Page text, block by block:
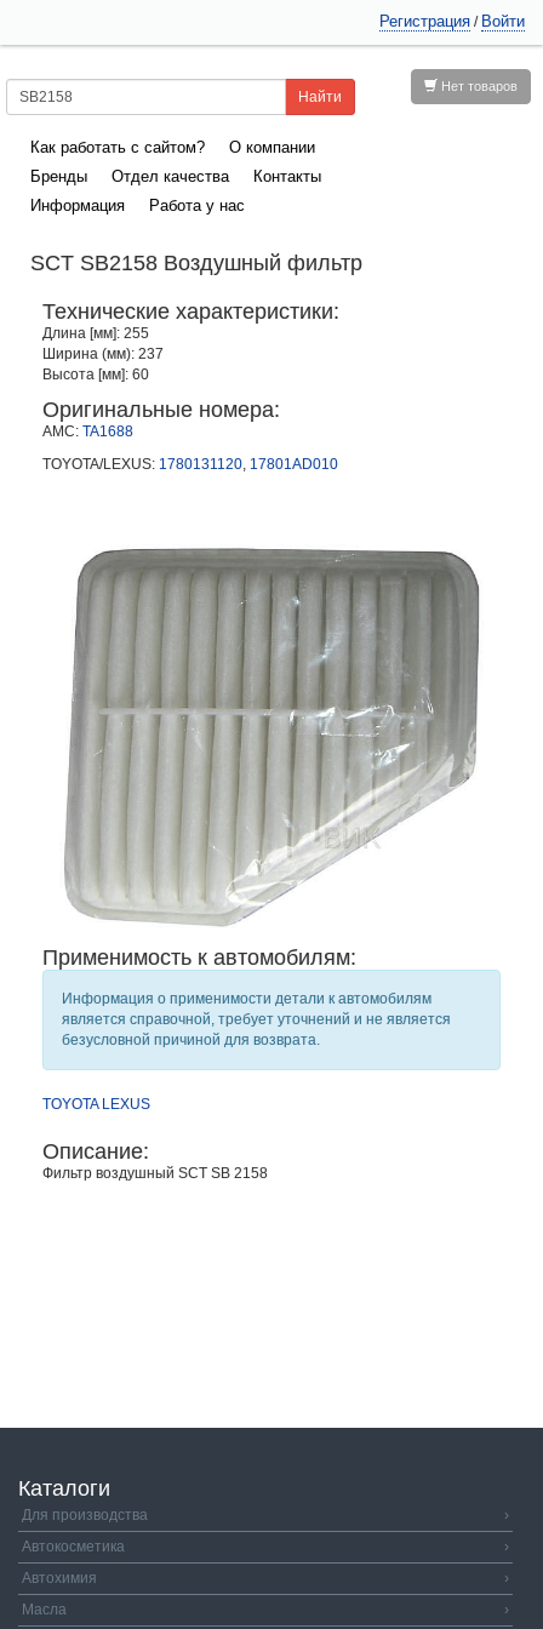
Регистрация / Войти
Нет товаров
Как работать с сайтом?
О компании
Бренды
Отдел качества
Контакты
Информация
Работа у нас
SCT SB2158 Воздушный фильтр
Технические характеристики:
Длина [мм]: 255
Ширина (мм): 237
Высота [мм]: 60
Оригинальные номера:
AMC: TA1688
TOYOTA/LEXUS: 1780131120, 17801AD010
Применимость к автомобилям:
Информация о применимости детали к автомобилям
является справочной, требует уточнений и не является
безусловной причиной для возврата.
TOYOTA LEXUS
Описание:
Фильтр воздушный SCT SB 2158
Каталоги
Для производства
›
Автокосметика
›
Автохимия
›
Масла
›